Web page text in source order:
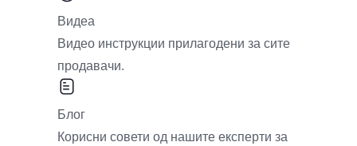
Видеа
Видео инструкции прилагодени за сите
продавачи.
Блог
Корисни совети од нашите експерти за